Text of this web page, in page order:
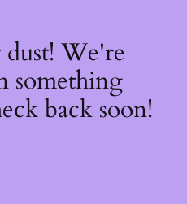
We're
something
back soon!